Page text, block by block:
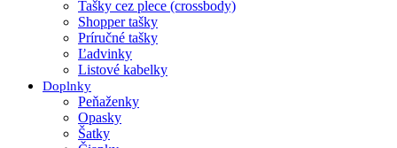
Tašky cez plece (crossbody)
Shopper tašky
Príručné tašky
Ľadvinky
Listové kabelky
Doplnky
Peňaženky
Opasky
Šatky